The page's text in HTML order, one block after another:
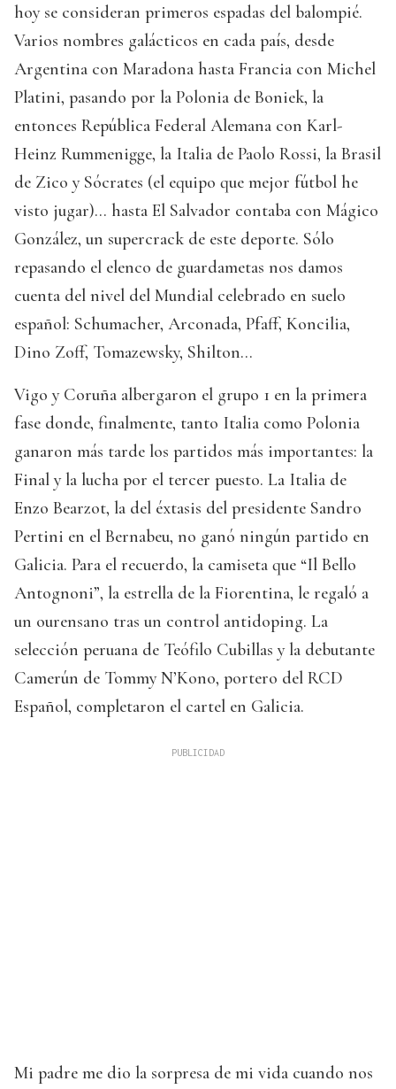
hoy se consideran primeros espadas del balompié.
Varios nombres galácticos en cada país, desde
Argentina con Maradona hasta Francia con Michel
Platini, pasando por la Polonia de Boniek, la
entonces República Federal Alemana con Karl-
Heinz Rummenigge, la Italia de Paolo Rossi, la Brasil
de Zico y Sócrates (el equipo que mejor fútbol he
visto jugar)… hasta El Salvador contaba con Mágico
González, un supercrack de este deporte. Sólo
repasando el elenco de guardametas nos damos
cuenta del nivel del Mundial celebrado en suelo
español: Schumacher, Arconada, Pfaff, Koncilia,
Dino Zoff, Tomazewsky, Shilton…
Vigo y Coruña albergaron el grupo 1 en la primera
fase donde, finalmente, tanto Italia como Polonia
ganaron más tarde los partidos más importantes: la
Final y la lucha por el tercer puesto. La Italia de
Enzo Bearzot, la del éxtasis del presidente Sandro
Pertini en el Bernabeu, no ganó ningún partido en
Galicia. Para el recuerdo, la camiseta que “Il Bello
Antognoni”, la estrella de la Fiorentina, le regaló a
un ourensano tras un control antidoping. La
selección peruana de Teófilo Cubillas y la debutante
Camerún de Tommy N’Kono, portero del RCD
Español, completaron el cartel en Galicia.
Mi padre me dio la sorpresa de mi vida cuando nos